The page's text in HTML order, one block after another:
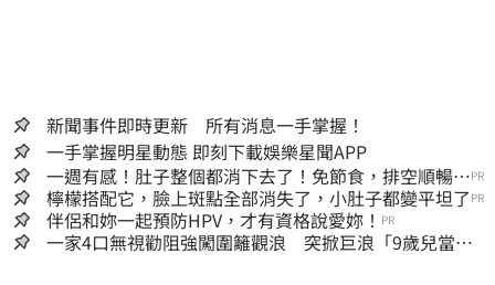
新聞事件即時更新 所有消息一手掌握！
一手掌握明星動態 即刻下載娛樂星聞APP
一週有感！肚子整個都消下去了！免節食，排空順暢就
夠
PR
檸檬搭配它，臉上斑點全部消失了，小肚子都變平坦了 PR
伴侶和妳一起預防HPV，才有資格說愛妳！ PR
一家4口無視勸阻強闖圍籬觀浪 突掀巨浪「9歲兒當場